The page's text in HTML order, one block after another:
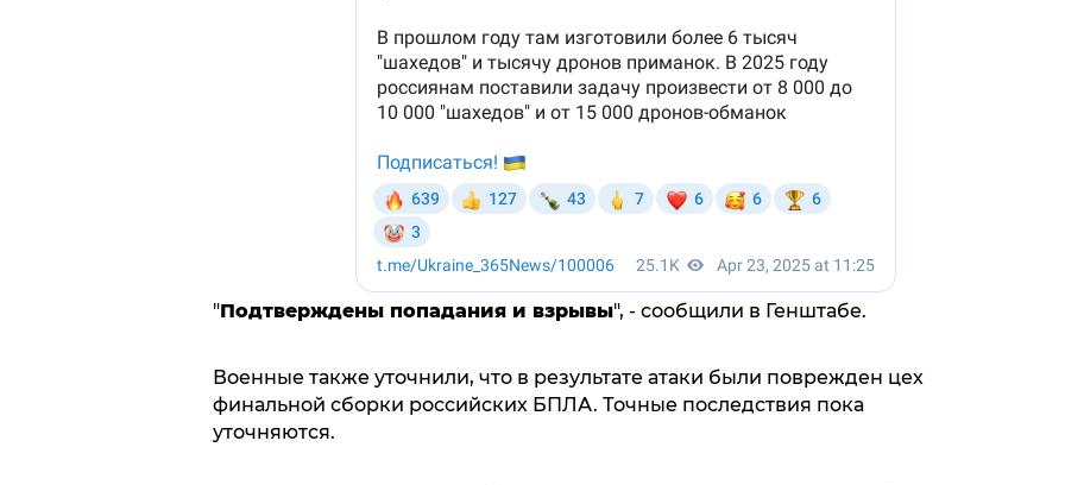
"Подтверждены попадания и взрывы", - сообщили в Генштабе.
Военные также уточнили, что в результате атаки были поврежден цех
финальной сборки российских БПЛА. Точные последствия пока
уточняются.